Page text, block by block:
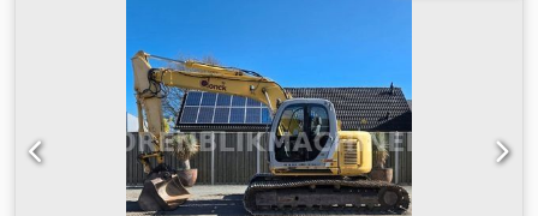
Chodpfjyzk Iuex Ap Hsa Financiering direct bij ons in huis
mogelijk. GOLEC NUTZFAHRZEUGE GMBH Wij spreken:
Duits, Engels, Spaans, Pools, Oekraïens, Russisch,
Bulgaars.